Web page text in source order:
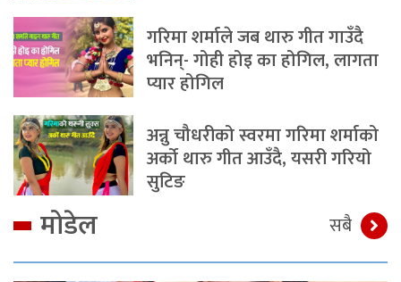
गरिमा शर्माले जब थारु गीत गाउँदै
भनिन्- गोही होइ का होगिल, लागता
प्यार होगिल
अन्नु चौधरीको स्वरमा गरिमा शर्माको
अर्को थारु गीत आउँदै, यसरी गरियो
सुटिङ
मोडेल सबै